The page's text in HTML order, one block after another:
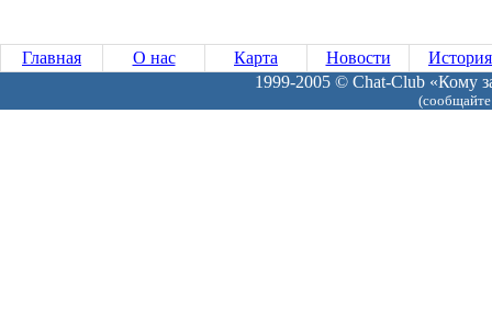
Главная О нас Карта Новости
История
1999-2005 © Chat-Club «Кому